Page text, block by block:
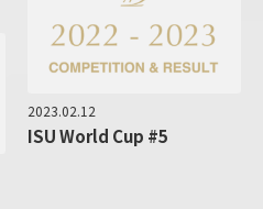
2023.02.12
ISU World Cup #5